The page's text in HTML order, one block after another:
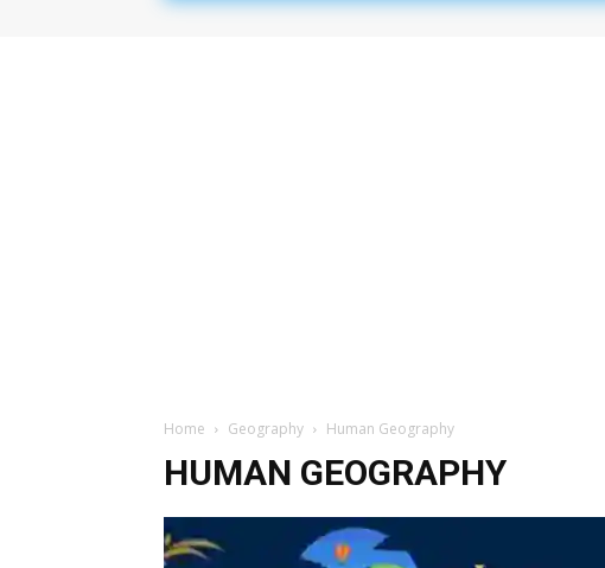
Home Geography Human Geography
HUMAN GEOGRAPHY